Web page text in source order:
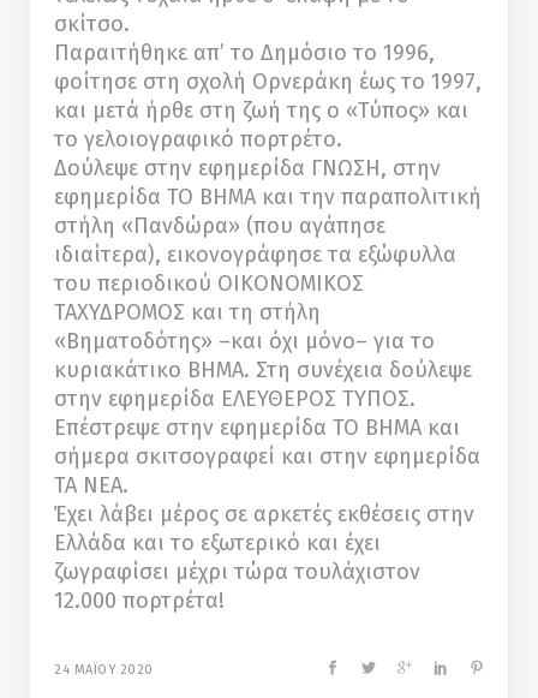
σκίτσο.
Παραιτήθηκε απ’ το Δημόσιο το 1996,
φοίτησε στη σχολή Ορνεράκη έως το 1997,
και μετά ήρθε στη ζωή της ο «Τύπος» και
το γελοιογραφικό πορτρέτο.
Δούλεψε στην εφημερίδα ΓΝΩΣΗ, στην
εφημερίδα ΤΟ ΒΗΜΑ και την παραπολιτική
στήλη «Πανδώρα» (που αγάπησε
ιδιαίτερα), εικονογράφησε τα εξώφυλλα
του περιοδικού ΟΙΚΟΝΟΜΙΚΟΣ
ΤΑΧΥΔΡΟΜΟΣ και τη στήλη
«Βηματοδότης» –και όχι μόνο– για το
κυριακάτικο ΒΗΜΑ. Στη συνέχεια δούλεψε
στην εφημερίδα ΕΛΕΥΘΕΡΟΣ ΤΥΠΟΣ.
Επέστρεψε στην εφημερίδα ΤΟ ΒΗΜΑ και
σήμερα σκιτσογραφεί και στην εφημερίδα
ΤΑ ΝΕΑ.
Έχει λάβει μέρος σε αρκετές εκθέσεις στην
Ελλάδα και το εξωτερικό και έχει
ζωγραφίσει μέχρι τώρα τουλάχιστον
12.000 πορτρέτα!
24 ΜΑΪΟΥ 2020